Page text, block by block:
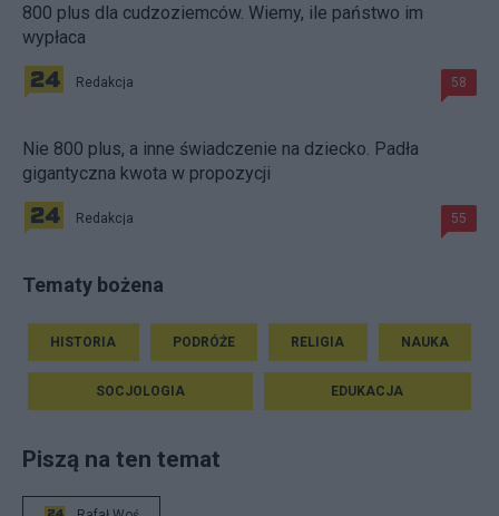
800 plus dla cudzoziemców. Wiemy, ile państwo im
wypłaca
Redakcja 58
Nie 800 plus, a inne świadczenie na dziecko. Padła
gigantyczna kwota w propozycji
Redakcja 55
Tematy bożena
HISTORIA PODRÓŻE RELIGIA NAUKA
SOCJOLOGIA EDUKACJA
Piszą na ten temat